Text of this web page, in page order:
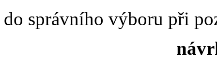
do správního výboru při